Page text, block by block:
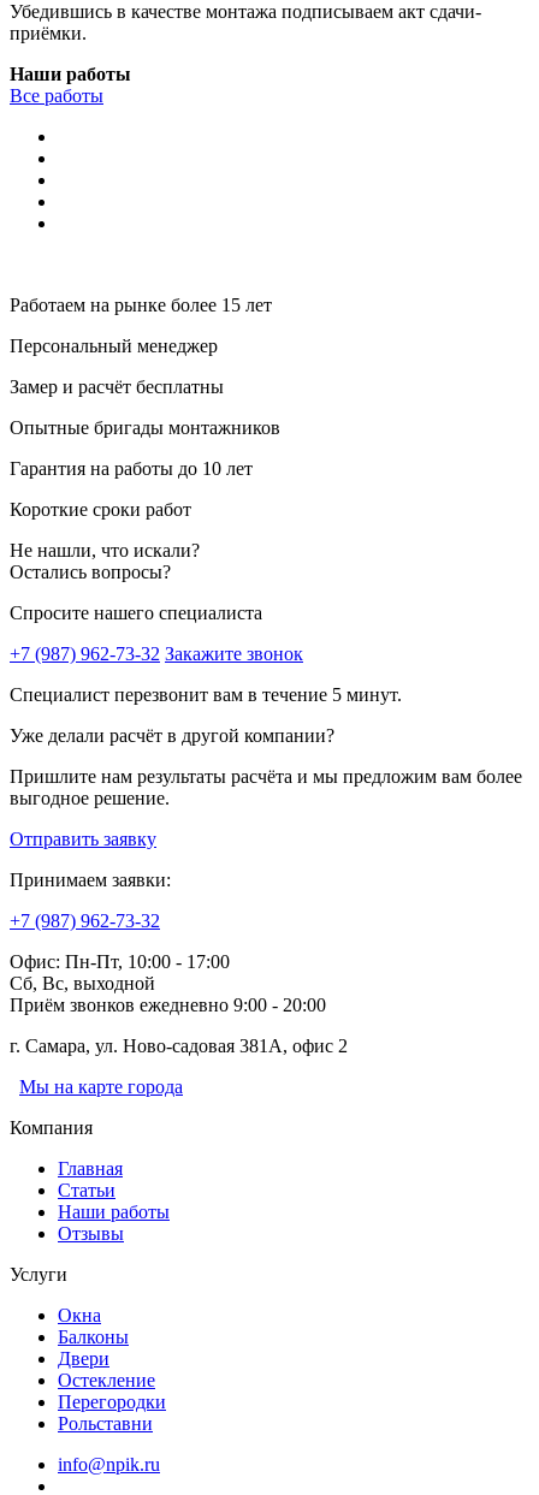
Убедившись в качестве монтажа подписываем акт сдачи-
приёмки.
Наши работы
Все работы
Работаем на рынке более 15 лет
Персональный менеджер
Замер и расчёт бесплатны
Опытные бригады монтажников
Гарантия на работы до 10 лет
Короткие сроки работ
Не нашли, что искали?
Остались вопросы?
Спросите нашего специалиста
+7 (987) 962-73-32 Закажите звонок
Специалист перезвонит вам в течение 5 минут.
Уже делали расчёт в другой компании?
Пришлите нам результаты расчёта и мы предложим вам более
выгодное решение.
Отправить заявку
Принимаем заявки:
+7 (987) 962-73-32
Офис: Пн-Пт, 10:00 - 17:00
Сб, Вс, выходной
Приём звонков ежедневно 9:00 - 20:00
г. Самара, ул. Ново-садовая 381А, офис 2
Мы на карте города
Компания
Главная
Статьи
Наши работы
Отзывы
Услуги
Окна
Балконы
Двери
Остекление
Перегородки
Рольставни
info@npik.ru